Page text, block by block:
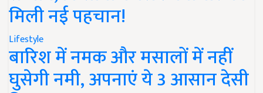
मिली नई पहचान!
Lifestyle
बारिश में नमक और मसालों में नहीं
घुसेगी नमी, अपनाएं ये 3 आसान देसी